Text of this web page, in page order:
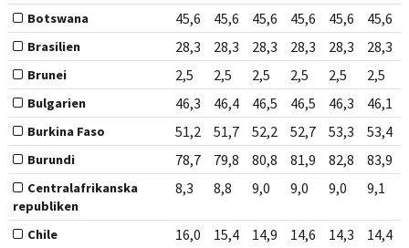
Botswana 45,6 45,6 45,6 45,6 45,6 45,6
Brasilien 28,3 28,3 28,3 28,3 28,3 28,3
Brunei 2,5 2,5 2,5 2,5 2,5 2,5
Bulgarien 46,3 46,4 46,5 46,5 46,3 46,1
Burkina Faso 51,2 51,7 52,2 52,7 53,3 53,4
Burundi 78,7 79,8 80,8 81,9 82,8 83,9
Centralafrikanska
republiken
8,3 8,8 9,0 9,0 9,0 9,1
Chile 16,0 15,4 14,9 14,6 14,3 14,4